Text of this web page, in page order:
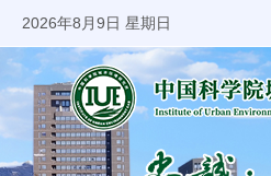
2026年8月9日 星期日